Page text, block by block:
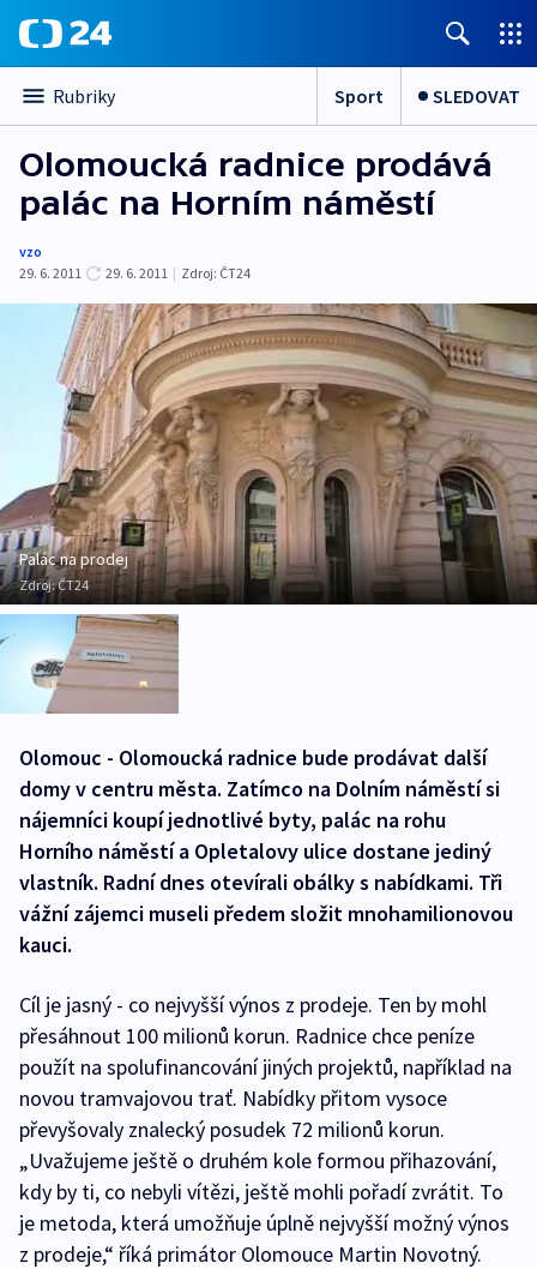
Rubriky Sport SLEDOVAT
Olomoucká radnice prodává
palác na Horním náměstí
vzo
29. 6. 2011
29. 6. 2011 | Zdroj: ČT24
Palác na prodej
Zdroj:ČT24
Olomouc - Olomoucká radnice bude prodávat další
domy v centru města. Zatímco na Dolním náměstí si
nájemníci koupí jednotlivé byty, palác na rohu
Horního náměstí a Opletalovy ulice dostane jediný
vlastník. Radní dnes otevírali obálky s nabídkami. Tři
vážní zájemci museli předem složit mnohamilionovou
kauci.
Cíl je jasný - co nejvyšší výnos z prodeje. Ten by mohl
přesáhnout 100 milionů korun. Radnice chce peníze
použít na spolufinancování jiných projektů, například na
novou tramvajovou trať. Nabídky přitom vysoce
převyšovaly znalecký posudek 72 milionů korun.
„Uvažujeme ještě o druhém kole formou přihazování,
kdy by ti, co nebyli vítězi, ještě mohli pořadí zvrátit. To
je metoda, která umožňuje úplně nejvyšší možný výnos
z prodeje,“ říká primátor Olomouce Martin Novotný.